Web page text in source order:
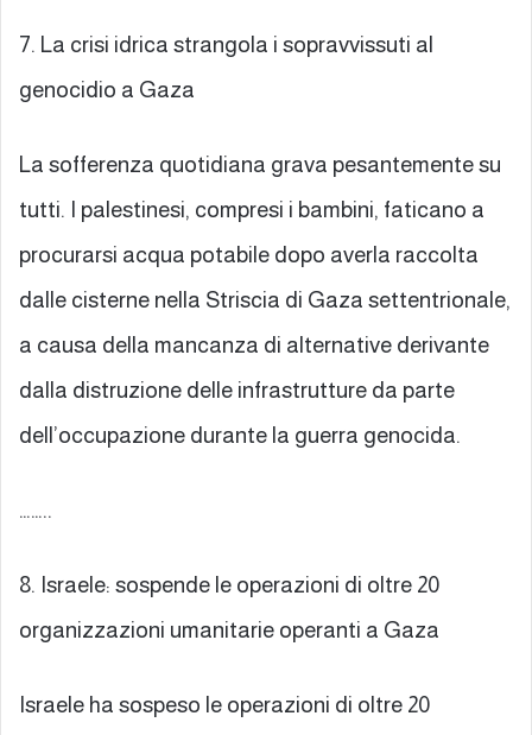
7. La crisi idrica strangola i sopravvissuti al
genocidio a Gaza
La sofferenza quotidiana grava pesantemente su
tutti. I palestinesi, compresi i bambini, faticano a
procurarsi acqua potabile dopo averla raccolta
dalle cisterne nella Striscia di Gaza settentrionale,
a causa della mancanza di alternative derivante
dalla distruzione delle infrastrutture da parte
dell’occupazione durante la guerra genocida.
……..
8. Israele: sospende le operazioni di oltre 20
organizzazioni umanitarie operanti a Gaza
Israele ha sospeso le operazioni di oltre 20